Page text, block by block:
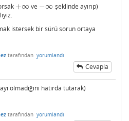
+∞
+∞ ve −∞
−∞
şeklinde ayırıp)
istersek bir sürü sorun ortaya
tarafından yorumlandı
Cevapla
olmadığını hatırda tutarak)
tarafından yorumlandı